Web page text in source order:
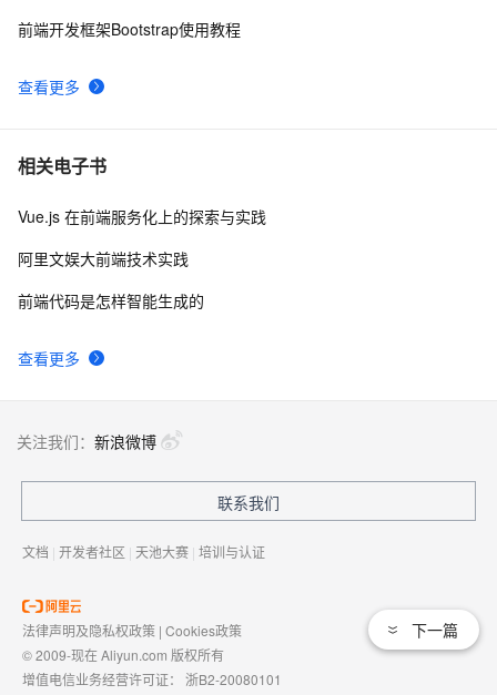
查看更多
前端开发框架Bootstrap使用教程
相关电子书
查看更多
Vue.js 在前端服务化上的探索与实践
阿里文娱大前端技术实践
前端代码是怎样智能生成的
下一篇
关注我们： 新浪微博
联系我们
文档 | 开发者社区 | 天池大赛 | 培训与认证
法律声明及隐私权政策 | Cookies政策
© 2009-现在 Aliyun.com 版权所有
增值电信业务经营许可证： 浙B2-20080101